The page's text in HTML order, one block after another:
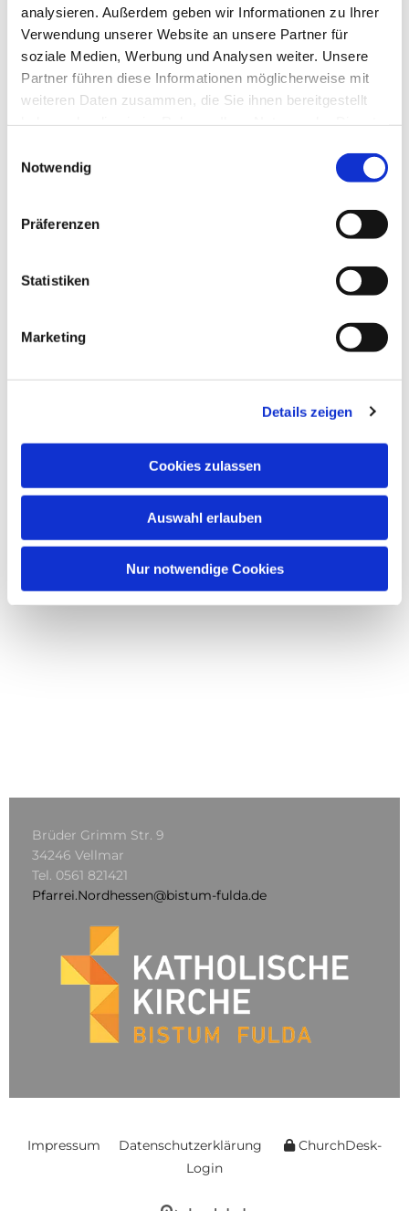
analysieren. Außerdem geben wir Informationen zu Ihrer
Verwendung unserer Website an unsere Partner für
soziale Medien, Werbung und Analysen weiter. Unsere
Partner führen diese Informationen möglicherweise mit
weiteren Daten zusammen, die Sie ihnen bereitgestellt
Notwendig
Präferenzen
Statistiken
Marketing
Details zeigen
Cookies zulassen
Auswahl erlauben
Nur notwendige Cookies
Dies könnte Sie auch
Brüder Grimm Str. 9
34246 Vellmar
Tel. 0561 821421
Pfarrei.Nordhessen@bistum-fulda.de
Impressum Datenschutzerklärung
ChurchDesk-
Login